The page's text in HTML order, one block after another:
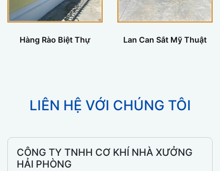
Hàng Rào Biệt Thự Lan Can Sắt Mỹ Thuật
LIÊN HỆ VỚI CHÚNG TÔI
CÔNG TY TNHH CƠ KHÍ NHÀ XƯỞNG
HẢI PHÒNG